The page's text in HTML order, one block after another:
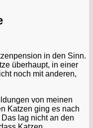
in den Sinn.
überhaupt, in einer
noch mit anderen,
von meinen
Katzen ging es nach
lag nicht an den